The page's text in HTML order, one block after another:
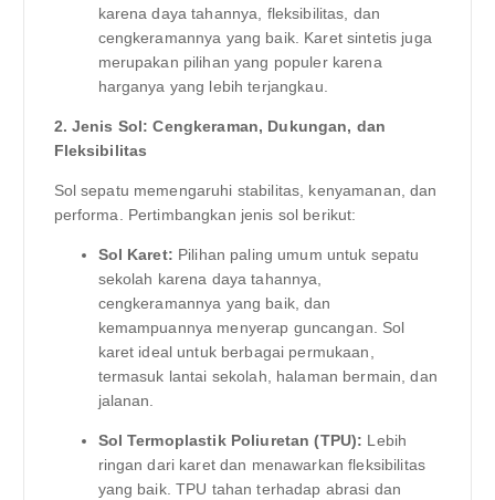
karena daya tahannya, fleksibilitas, dan
cengkeramannya yang baik. Karet sintetis juga
merupakan pilihan yang populer karena
harganya yang lebih terjangkau.
2. Jenis Sol: Cengkeraman, Dukungan, dan
Fleksibilitas
Sol sepatu memengaruhi stabilitas, kenyamanan, dan
performa. Pertimbangkan jenis sol berikut:
Sol Karet: Pilihan paling umum untuk sepatu
sekolah karena daya tahannya,
cengkeramannya yang baik, dan
kemampuannya menyerap guncangan. Sol
karet ideal untuk berbagai permukaan,
termasuk lantai sekolah, halaman bermain, dan
jalanan.
Sol Termoplastik Poliuretan (TPU): Lebih
ringan dari karet dan menawarkan fleksibilitas
yang baik. TPU tahan terhadap abrasi dan